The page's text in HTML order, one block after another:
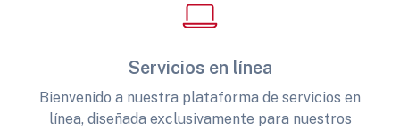
Servicios en línea
Bienvenido a nuestra plataforma de servicios en
línea, diseñada exclusivamente para nuestros